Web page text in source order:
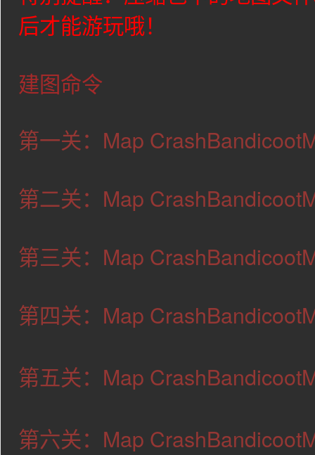
后才能游玩哦！
建图命令
第一关：Map
第二关：Map
第三关：Map
第四关：Map
第五关：Map
第六关：Map